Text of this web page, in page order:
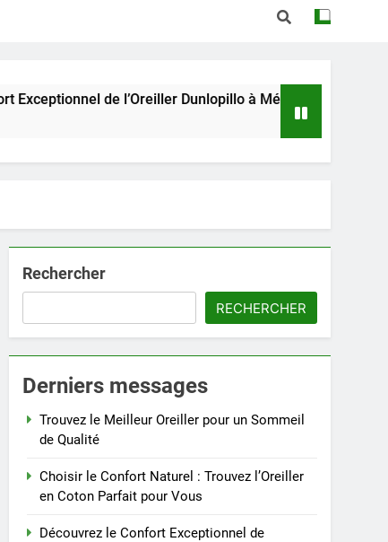
de l’Oreiller Dunlopillo à Mémoire de Forme
Rechercher
RECHERCHER
Derniers messages
Trouvez le Meilleur Oreiller pour un Sommeil
de Qualité
Choisir le Confort Naturel : Trouvez l’Oreiller
en Coton Parfait pour Vous
Découvrez le Confort Exceptionnel de